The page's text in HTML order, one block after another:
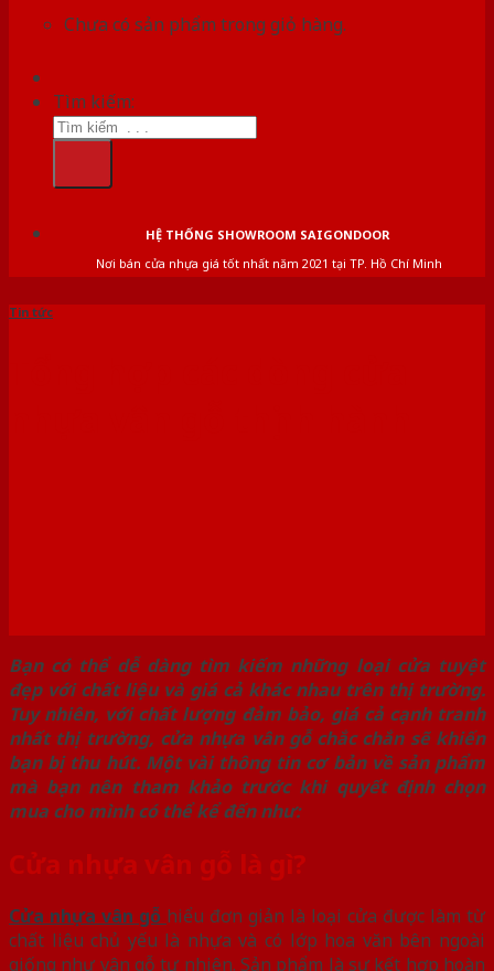
Chưa có sản phẩm trong giỏ hàng.
Tìm kiếm:
HỆ THỐNG SHOWROOM SAIGONDOOR
Nơi bán cửa nhựa giá tốt nhất năm 2021 tại TP. Hồ Chí Minh
Tin tức
Bạn có thể dễ dàng tìm kiếm những loại cửa tuyệt
đẹp với chất liệu và giá cả khác nhau trên thị trường.
Tuy nhiên, với chất lượng đảm bảo, giá cả cạnh tranh
nhất thị trường, cửa nhựa vân gỗ chắc chắn sẽ khiến
bạn bị thu hút. Một vài thông tin cơ bản về sản phẩm
mà bạn nên tham khảo trước khi quyết định chọn
mua cho mình có thể kể đến như:
Cửa nhựa vân gỗ là gì?
Cửa nhựa vân gỗ hiểu đơn giản là loại cửa được làm từ
chất liệu chủ yếu là nhựa và có lớp hoa văn bên ngoài
giống như vân gỗ tự nhiên. Sản phẩm là sự kết hợp hoàn